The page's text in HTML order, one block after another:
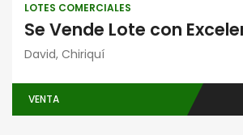
LOTES COMERCIALES
David, Chiriquí
VENTA